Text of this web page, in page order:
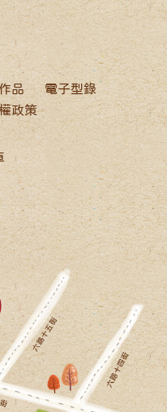
品
電子型錄
政策